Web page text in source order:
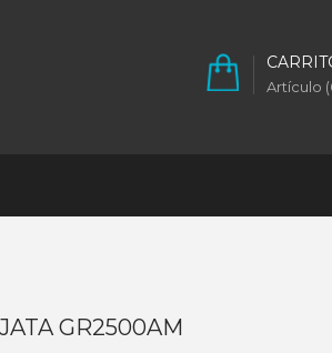
Artículo
GR2500AM